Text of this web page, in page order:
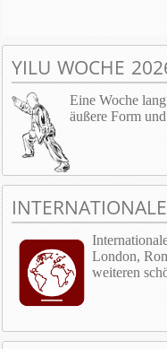
YILU WOCHE
Eine Woche
äußere Form
London,
weiteren